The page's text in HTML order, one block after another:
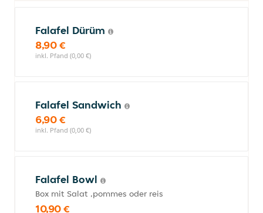
Falafel Dürüm
8,90 €
inkl. Pfand (0,00 €)
Falafel Sandwich
6,90 €
inkl. Pfand (0,00 €)
Falafel Bowl
Box mit Salat ,pommes oder reis
10,90 €